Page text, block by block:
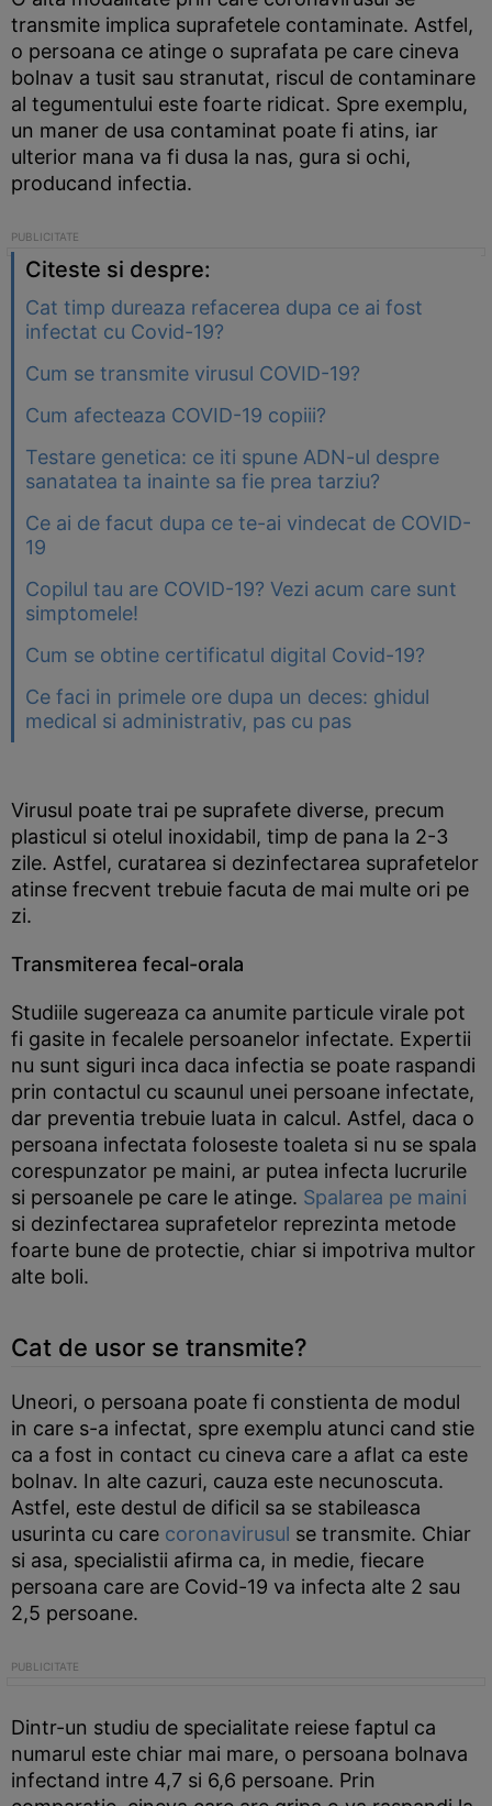
transmite implica suprafetele contaminate. Astfel,
o persoana ce atinge o suprafata pe care cineva
bolnav a tusit sau stranutat, riscul de contaminare
al tegumentului este foarte ridicat. Spre exemplu,
un maner de usa contaminat poate fi atins, iar
ulterior mana va fi dusa la nas, gura si ochi,
producand infectia.
Citeste si despre:
Cat timp dureaza refacerea dupa ce ai fost
infectat cu Covid-19?
Cum se transmite virusul COVID-19?
Cum afecteaza COVID-19 copiii?
Testare genetica: ce iti spune ADN-ul despre
sanatatea ta inainte sa fie prea tarziu?
Ce ai de facut dupa ce te-ai vindecat de COVID-
19
Copilul tau are COVID-19? Vezi acum care sunt
simptomele!
Cum se obtine certificatul digital Covid-19?
Ce faci in primele ore dupa un deces: ghidul
medical si administrativ, pas cu pas
Virusul poate trai pe suprafete diverse, precum
plasticul si otelul inoxidabil, timp de pana la 2-3
zile. Astfel, curatarea si dezinfectarea suprafetelor
atinse frecvent trebuie facuta de mai multe ori pe
zi.
Transmiterea fecal-orala
Studiile sugereaza ca anumite particule virale pot
fi gasite in fecalele persoanelor infectate. Expertii
nu sunt siguri inca daca infectia se poate raspandi
prin contactul cu scaunul unei persoane infectate,
dar preventia trebuie luata in calcul. Astfel, daca o
persoana infectata foloseste toaleta si nu se spala
corespunzator pe maini, ar putea infecta lucrurile
si persoanele pe care le atinge. Spalarea pe maini
si dezinfectarea suprafetelor reprezinta metode
foarte bune de protectie, chiar si impotriva multor
alte boli.
Cat de usor se transmite?
Uneori, o persoana poate fi constienta de modul
in care s-a infectat, spre exemplu atunci cand stie
ca a fost in contact cu cineva care a aflat ca este
bolnav. In alte cazuri, cauza este necunoscuta.
Astfel, este destul de dificil sa se stabileasca
usurinta cu care coronavirusul se transmite. Chiar
si asa, specialistii afirma ca, in medie, fiecare
persoana care are Covid-19 va infecta alte 2 sau
2,5 persoane.
Dintr-un studiu de specialitate reiese faptul ca
numarul este chiar mai mare, o persoana bolnava
infectand intre 4,7 si 6,6 persoane. Prin